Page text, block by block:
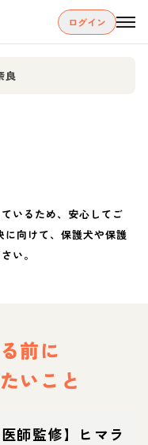
ログイン
良
いるため、安心してご
向けて、保護犬や保護
い。
前に
いこと
医師監修】ヒマラ